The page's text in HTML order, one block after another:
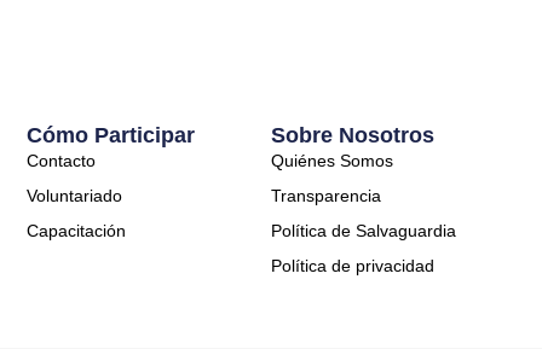
Sobre Nosotros
Quiénes Somos
Transparencia
Política de Salvaguardia
Política de privacidad
Cómo Participar
Contacto
Voluntariado
Capacitación